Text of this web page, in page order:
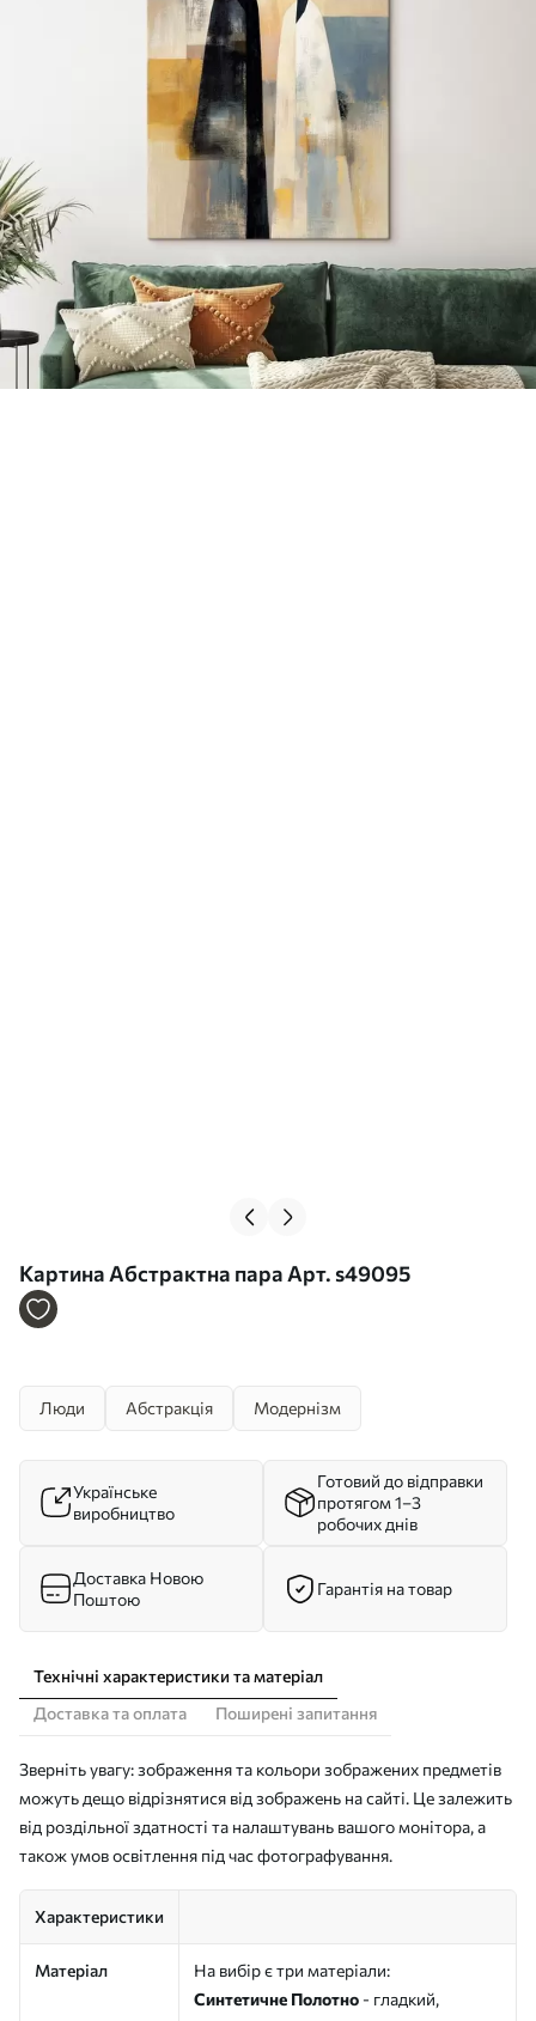
Картина Абстрактна пара Арт. s49095
Люди Абстракція Модернізм
Українське
виробництво
Готовий до відправки
протягом 1–3
робочих днів
Доставка Новою
Поштою
Гарантія на товар
Технічні характеристики та матеріал
Доставка та оплата
Поширені запитання
Зверніть увагу: зображення та кольори зображених предметів
можуть дещо відрізнятися від зображень на сайті. Це залежить
від роздільної здатності та налаштувань вашого монітора, а
також умов освітлення під час фотографування.
Характеристики
Матеріал
На вибір є три матеріали:
Синтетичне Полотно - гладкий,